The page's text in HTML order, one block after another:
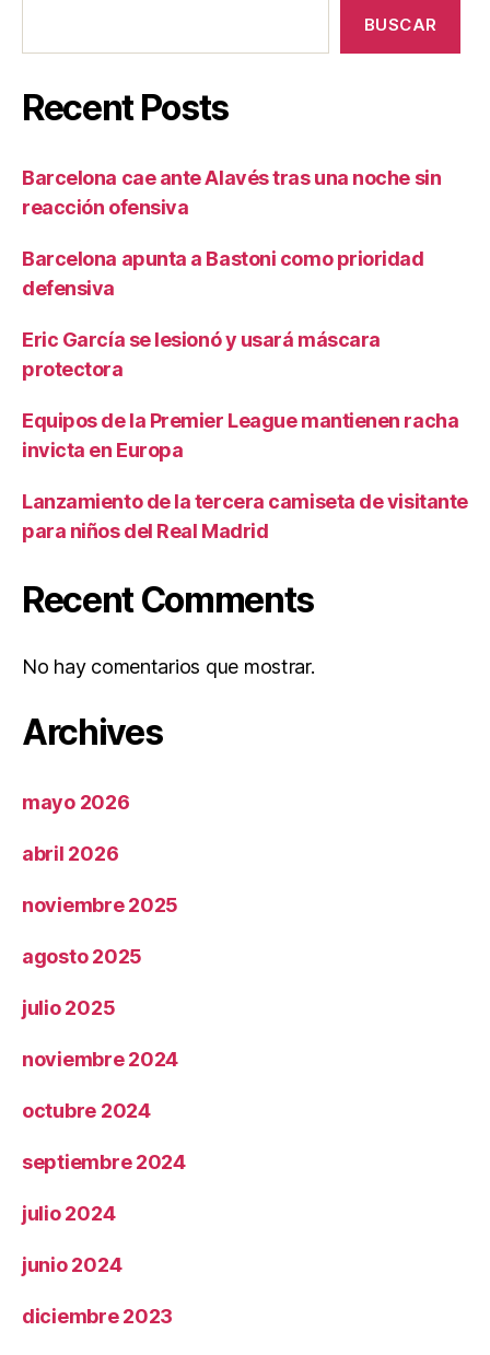
BUSCAR
Recent Posts
Barcelona cae ante Alavés tras una noche sin
reacción ofensiva
Barcelona apunta a Bastoni como prioridad
defensiva
Eric García se lesionó y usará máscara
protectora
Equipos de la Premier League mantienen racha
invicta en Europa
Lanzamiento de la tercera camiseta de visitante
para niños del Real Madrid
Recent Comments
No hay comentarios que mostrar.
Archives
mayo 2026
abril 2026
noviembre 2025
agosto 2025
julio 2025
noviembre 2024
octubre 2024
septiembre 2024
julio 2024
junio 2024
diciembre 2023